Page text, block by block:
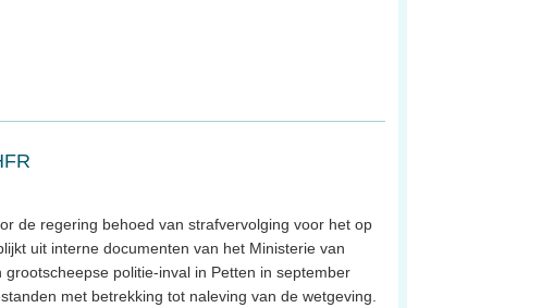
de regering behoed van strafvervolging voor het op
uit interne documenten van het Ministerie van
politie-inval in Petten in september
met betrekking tot naleving van de wetgeving.